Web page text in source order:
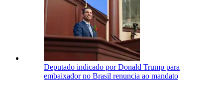
Deputado indicado por Donald Trump para
embaixador no Brasil renuncia ao mandato